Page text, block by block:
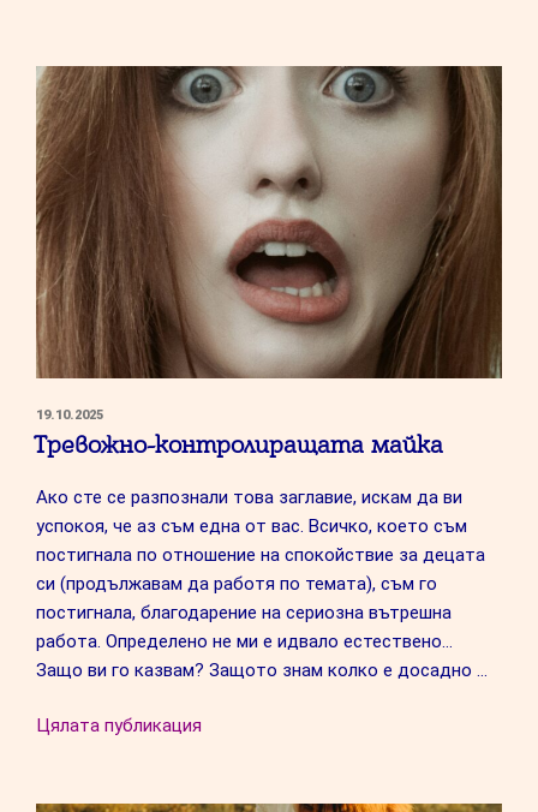
хроничната
вина”
ПУБЛИКУВАНО
НА
19.10.2025
Тревожно-контролиращата майка
Ако сте се разпознали това заглавие, искам да ви
успокоя, че аз съм една от вас. Всичко, което съм
постигнала по отношение на спокойствие за децата
си (продължавам да работя по темата), съм го
постигнала, благодарение на сериозна вътрешна
работа. Определено не ми е идвало естествено…
Защо ви го казвам? Защото знам колко е досадно …
Цялата публикация